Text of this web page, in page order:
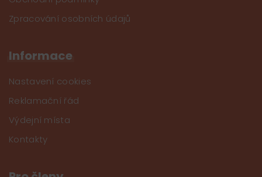
Zpracování osobních údajů
Informace
Nastavení cookies
Reklamační řád
Výdejní místa
Kontakty